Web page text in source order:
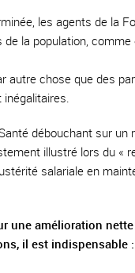
les agents de la
la population, comme
autre chose que des
débouchant sur un
illustré lors du «
salariale en
une amélioration
il est indispensable :